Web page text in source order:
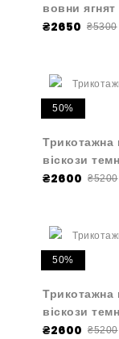
вовни
₴2650 ₴5300
50%
Трикотажна
віскози
₴2600 ₴5200
50%
Трикотажна
віскози
₴2600 ₴5200